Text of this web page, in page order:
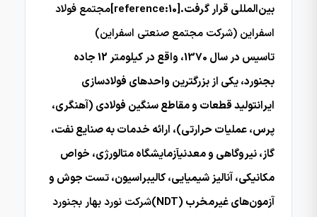
بین‌المللی قرار گرفت.[reference:10]
مجتمع فولاد
اسفراین (شرکت مجتمع صنعتی اسفراین)
تاسیس در سال 1370، واقع در کیلومتر 12 جاده
بجنورد، یکی از بزرگترین واحدهای فولادسازی
ایرانتولید قطعات و مقاطع سنگین فولادی (آهنگری،
پرس، عملیات حرارتی)، ارائه خدمات به صنایع نفت،
گاز، نیروگاهی و معدنیآزمایشگاه متالورژی، خواص
مکانیکی، آنالیز شیمیایی، کالیبراسیون، تست جوش و
آزمون‌های غیرمخرب (NDT)
شرکت نورد بهار بجنورد